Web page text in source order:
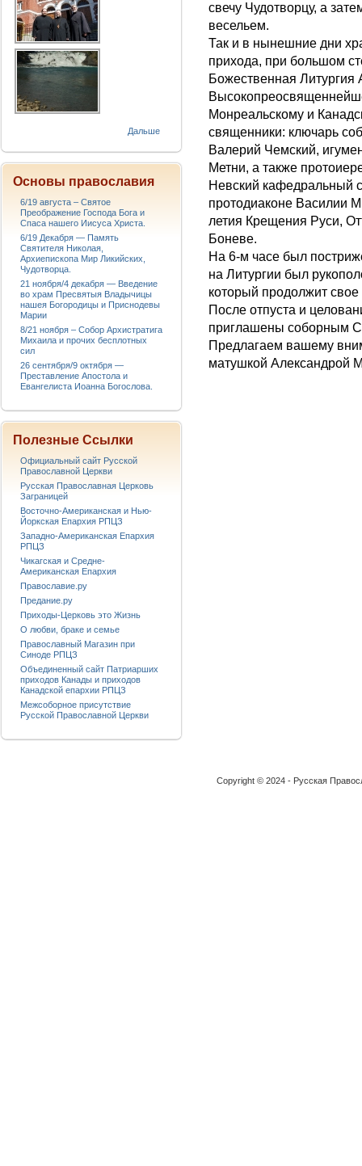
свечу Чудотворцу, а
весельем.
Так и в нынешние дни
прихода, при большом
Божественная
Монреальскому и
священники: ключарь
Валерий Чемский,
Метни, а также
Невский кафедральный
протодиаконе Василии
летия Крещения Руси,
Боневе.
На 6-м часе был
на Литургии был
который продолжит
После отпуста и
приглашены соборным
Предлагаем вашему
матушкой Александрой
Дальше
Основы православия
6/19 августа – Святое
Преображение Господа Бога и
Спаса нашего Иисуса Христа.
6/19 Декабря — Память
Святителя Николая,
Архиепископа Мир Ликийских,
Чудотворца.
21 ноября/4 декабря — Введение
во храм Пресвятыя Владычицы
нашея Богородицы и Приснодевы
Марии
8/21 ноября – Собор Архистратига
Михаила и прочих бесплотных
сил
26 сентября/9 октября —
Преставление Апостола и
Евангелиста Иоанна Богослова.
Полезные Ссылки
Официальный сайт Русской
Православной Церкви
Русская Православная Церковь
Заграницей
Восточно-Американская и Нью-
Йоркская Епархия РПЦЗ
Западно-Американская Епархия
РПЦЗ
Чикагская и Средне-
Американская Епархия
Православие.ру
Предание.ру
Приходы-Церковь это Жизнь
О любви, браке и семье
Православный Магазин при
Синоде РПЦЗ
Объединенный сайт Патриарших
приходов Канады и приходов
Канадской епархии РПЦЗ
Межсоборное присутствие
Русской Православной Церкви
Copyright © 2024 - Русская